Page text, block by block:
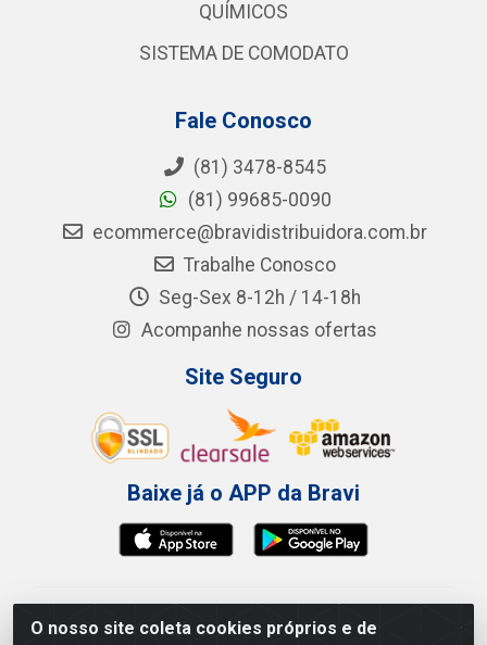
O nosso site coleta cookies próprios e de
QUÍMICOS
SISTEMA DE COMODATO
Fale Conosco
(81) 3478-8545
(81) 99685-0090
ecommerce@bravidistribuidora.com.br
Trabalhe Conosco
Seg-Sex 8-12h / 14-18h
Acompanhe nossas ofertas
Site Seguro
Baixe já o APP da Bravi
Bravi Consumíveis de Higiene e Descartáveis EIRELI -